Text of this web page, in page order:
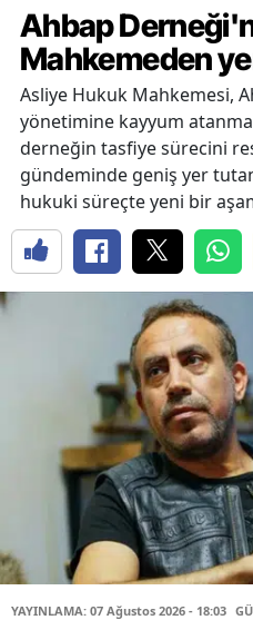
Ahbap
Mahkemeden
Asliye Hukuk Mahkemesi,
yönetimine kayyum
derneğin tasfiye sürecini
gündeminde geniş yer
hukuki süreçte yeni bir
YAYINLAMA: 07 Ağustos 2026 - 18:03